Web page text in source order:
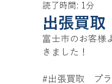
アウトドア用品買取
腕時計、ブランド時計買取
出張買
読了時間: 1分
富士市のお客様
きました！
#出張買取 プ